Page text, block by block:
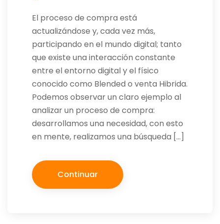
El proceso de compra está
actualizándose y, cada vez más,
participando en el mundo digital; tanto
que existe una interacción constante
entre el entorno digital y el físico
conocido como Blended o venta Hibrida.
Podemos observar un claro ejemplo al
analizar un proceso de compra:
desarrollamos una necesidad, con esto
en mente, realizamos una búsqueda […]
Continuar